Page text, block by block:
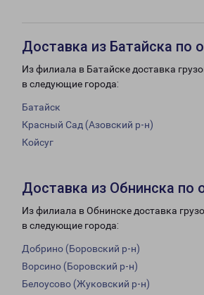
Доставка из Батайска по
Из филиала в Батайске доставка
в следующие города:
Батайск
Красный Сад (Азовский р-н)
Койсуг
Доставка из Обнинска по
Из филиала в Обнинске доставка
в следующие города:
Добрино (Боровский р-н)
Ворсино (Боровский р-н)
Белоусово (Жуковский р-н)